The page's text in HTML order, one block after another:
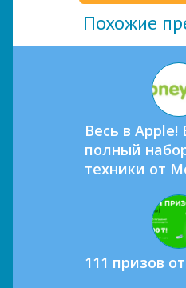
Похожие
Весь в Apple!
полный
техники от
111 призов